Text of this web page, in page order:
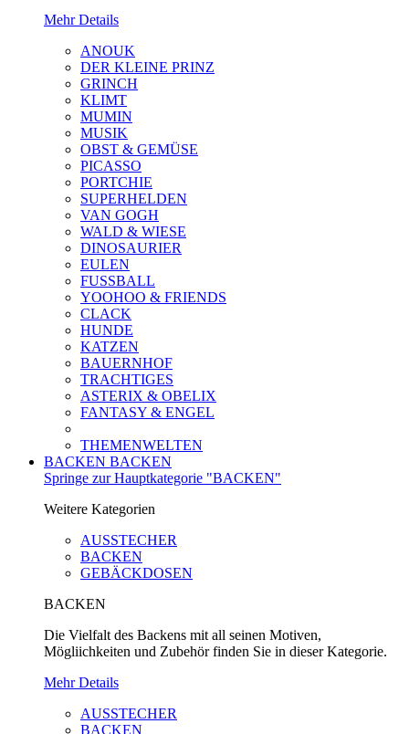
Mehr Details
ANOUK
DER KLEINE PRINZ
GRINCH
KLIMT
MUMIN
MUSIK
OBST & GEMÜSE
PICASSO
PORTCHIE
SUPERHELDEN
VAN GOGH
WALD & WIESE
DINOSAURIER
EULEN
FUSSBALL
YOOHOO & FRIENDS
CLACK
HUNDE
KATZEN
BAUERNHOF
TRACHTIGES
ASTERIX & OBELIX
FANTASY & ENGEL
THEMENWELTEN
BACKEN BACKEN
Springe zur Hauptkategorie "BACKEN"
Weitere Kategorien
AUSSTECHER
BACKEN
GEBÄCKDOSEN
BACKEN
Die Vielfalt des Backens mit all seinen Motiven,
Mögliichkeiten und Zubehör finden Sie in dieser Kategorie.
Mehr Details
AUSSTECHER
BACKEN